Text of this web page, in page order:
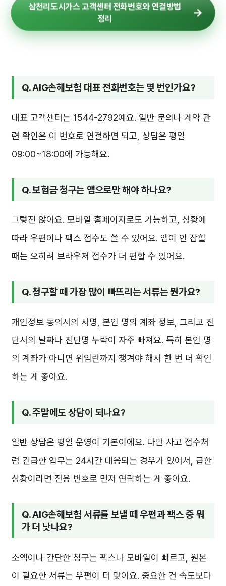
삼천리도시가스 고객센터 전화번호와 연결방법
정리
Q. AIG손해보험 대표 전화번호는 몇 번인가요?
대표 고객센터는 1544-2792예요. 일반 문의나 계약 관
련 확인은 이 번호로 연결하면 되고, 상담은 평일
09:00~18:00에 가능해요.
Q. 보험금 청구는 앱으로만 해야 하나요?
그렇진 않아요. 모바일 홈페이지로도 가능하고, 상황에
따라 우편이나 팩스 접수도 쓸 수 있어요. 앱이 안 잡힐
때는 오히려 브라우저 접수가 더 편할 수 있어요.
Q. 청구할 때 가장 많이 빠뜨리는 서류는 뭔가요?
개인정보 동의서의 서명, 본인 명의 계좌 정보, 그리고 진
단서의 날짜나 진단명 누락이 자주 빠져요. 특히 본인 명
의 계좌가 아니면 위임란까지 챙겨야 해서 한 번 더 확인
하는 게 좋아요.
Q. 주말에도 상담이 되나요?
일반 상담은 평일 운영이 기본이에요. 다만 사고 접수처
럼 긴급한 업무는 24시간 대응되는 경우가 있어서, 급한
상황이라면 전용 번호로 먼저 연락하는 게 좋아요.
Q. AIG손해보험 서류를 보낼 때 우편과 팩스 중 뭐
가 더 낫나요?
소액이나 간단한 청구는 팩스나 모바일이 빠르고, 원본
이 필요한 서류는 우편이 더 맞아요. 중요한 건 속도보다